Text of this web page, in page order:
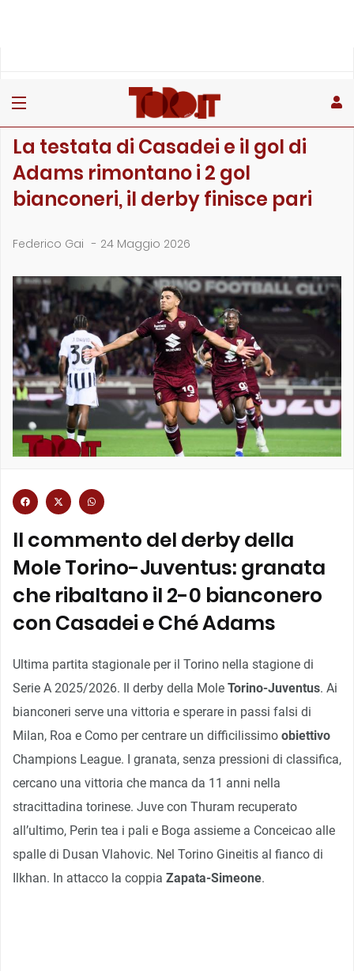
La testata di Casadei e il gol di
Adams rimontano i 2 gol
bianconeri, il derby finisce pari
Federico Gai - 24 Maggio 2026
Il commento del derby della
Mole Torino-Juventus: granata
che ribaltano il 2-0 bianconero
con Casadei e Ché Adams
Ultima partita stagionale per il Torino nella stagione di
Serie A 2025/2026. Il derby della Mole Torino-Juventus. Ai
bianconeri serve una vittoria e sperare in passi falsi di
Milan, Roa e Como per centrare un difficilissimo obiettivo
Champions League. I granata, senza pressioni di classifica,
cercano una vittoria che manca da 11 anni nella
stracittadina torinese. Juve con Thuram recuperato
all’ultimo, Perin tea i pali e Boga assieme a Conceicao alle
spalle di Dusan Vlahovic. Nel Torino Gineitis al fianco di
Ilkhan. In attacco la coppia Zapata-Simeone.